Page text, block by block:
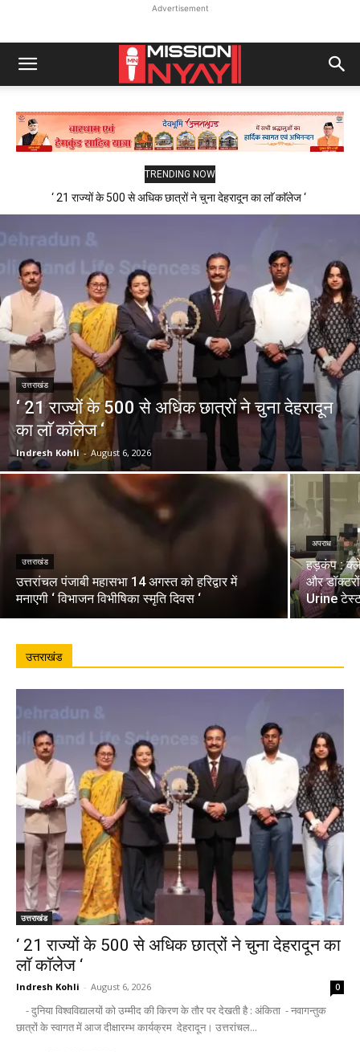
Advertisement
TRENDING NOW
‘ 21 राज्यों के 500 से अधिक छात्रों ने चुना देहरादून का लाॅ काॅलेज ‘
उत्तराखंड
‘ 21 राज्यों के 500 से अधिक छात्रों ने चुना देहरादून
का लाॅ काॅलेज ‘
Indresh Kohli - August 6, 2026
उत्तराखंड
उत्तरांचल पंजाबी महासभा 14 अगस्त को हरिद्वार में
मनाएगी ‘ विभाजन विभीषिका स्मृति दिवस ‘
अपराध
हड़कंप :
और
Urine
उत्तराखंड
उत्तराखंड
‘ 21 राज्यों के 500 से अधिक छात्रों ने चुना देहरादून का
लाॅ काॅलेज ‘
Indresh Kohli - August 6, 2026 0
- दुनिया विश्वविद्यालयों को उम्मीद की किरण के तौर पर देखती है : अंकिता - नवागन्तुक
छात्रों के स्वागत में आज दीक्षारम्भ कार्यक्रम देहरादून। उत्तरांचल...